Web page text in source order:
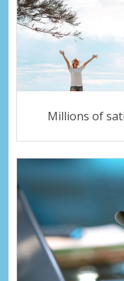
Millions of